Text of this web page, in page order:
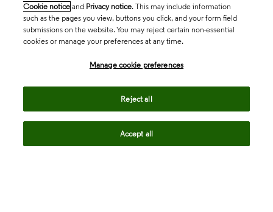
Cookie notice and Privacy notice. This may include information
such as the pages you view, buttons you click, and your form field
submissions on the website. You may reject certain non-essential
cookies or manage your preferences at any time.
Manage cookie preferences
Reject all
Accept all